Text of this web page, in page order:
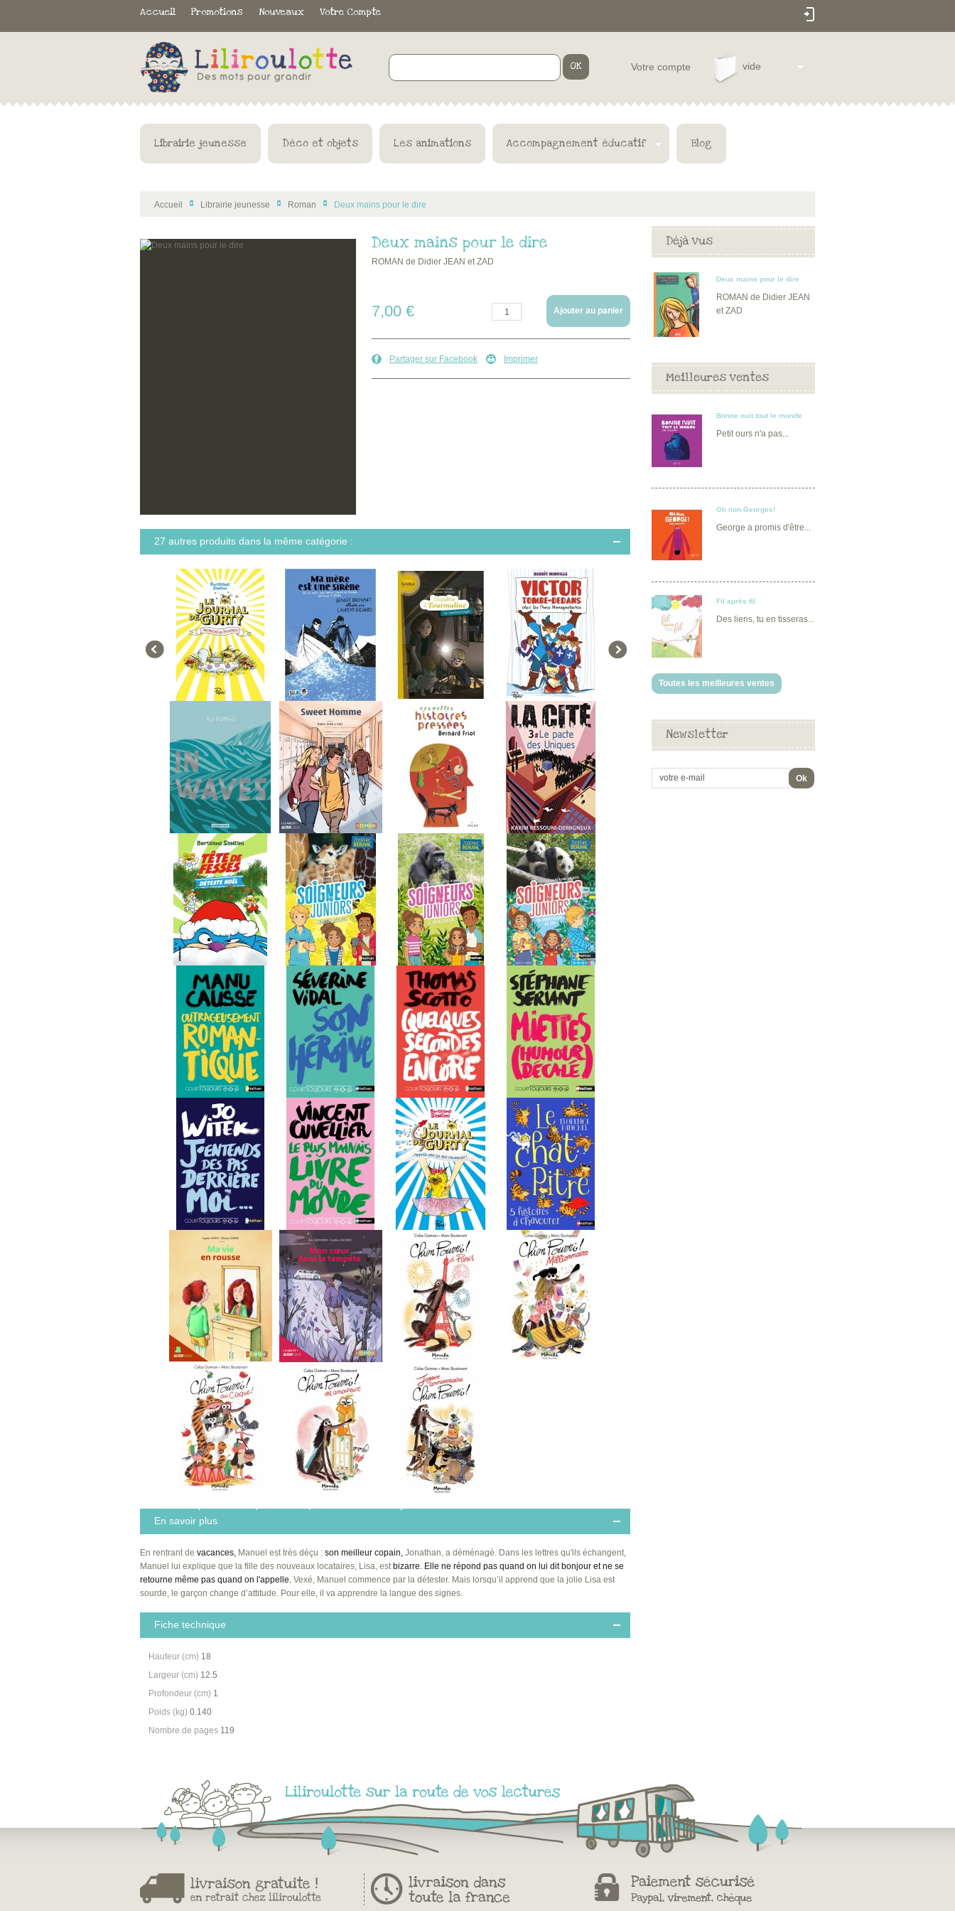
Votre compte vide
Accueil Promotions Nouveaux Votre Compte
Librairie jeunesse Déco et objets Les animations Accompagnement éducatif Blog
OK
Accueil Librairie jeunesse Roman Deux mains pour le dire
Deux mains pour le dire
ROMAN de Didier JEAN et ZAD
7,00 € Ajouter au panier
Partager sur Facebook Imprimer
27 autres produits dans la même catégorie :
Ma mère est une sirène Enquête à la... Victor tombe-dedans...
IN WAVES Sweet home Nouvelles histoires... La cité, Tome 3: Le...
Tête de fesses... Soigneurs juniors -... Soigneurs juniors -... Soigneurs juniors -...
Outrageusement... Son héroïne Quelques secondes... Miettes (humour...
J'entends des pas... Le plus mauvais... Gurty - J'appelle... Le chat Pitre
Ma vie en rousse Mon coeur dans la... Chien pourri à Paris
En savoir plus
En rentrant de vacances, Manuel est très déçu : son meilleur copain, Jonathan, a déménagé. Dans les lettres qu'ils échangent,
Manuel lui explique que la fille des nouveaux locataires, Lisa, estbizarre. Elle ne répond pas quand on lui dit bonjour et ne se
retourne même pas quand on l'appelle. Vexé, Manuel commence par la détester. Mais lorsqu’il apprend que la jolie Lisa est
sourde, le garçon change d’attitude. Pour elle, il va apprendre la langue des signes.
Fiche technique
Hauteur (cm) 18
Largeur (cm) 12.5
Profondeur (cm) 1
Poids (kg) 0.140
Nombre de pages 119
Déjà vus
Deux mains pour le dire
ROMAN de Didier JEAN
et ZAD
Meilleures ventes
Bonne nuit tout le monde
Petit ours n'a pas...
Oh non Georges!
George a promis d'être...
Fil après fil
Des liens, tu en tisseras...
Toutes les meilleures ventes
Newsletter